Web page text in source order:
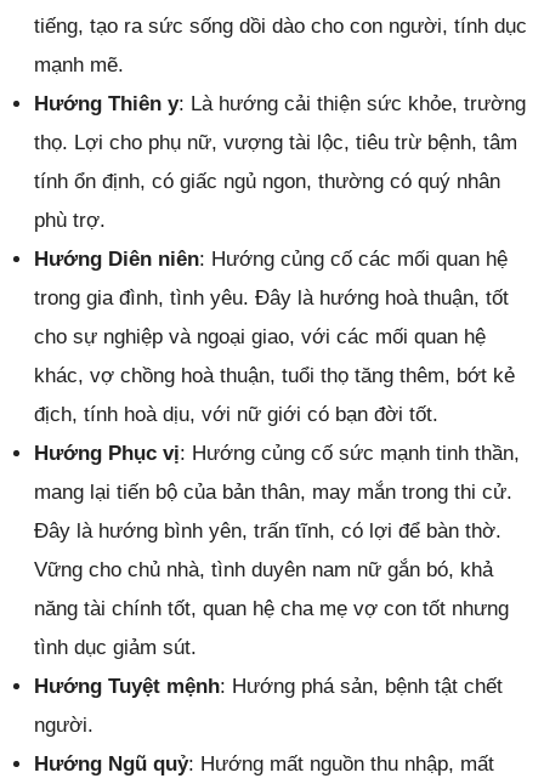
tiếng, tạo ra sức sống dồi dào cho con người, tính dục
mạnh mẽ.
Hướng Thiên y: Là hướng cải thiện sức khỏe, trường
thọ. Lợi cho phụ nữ, vượng tài lộc, tiêu trừ bệnh, tâm
tính ổn định, có giấc ngủ ngon, thường có quý nhân
phù trợ.
Hướng Diên niên: Hướng củng cố các mối quan hệ
trong gia đình, tình yêu. Đây là hướng hoà thuận, tốt
cho sự nghiệp và ngoại giao, với các mối quan hệ
khác, vợ chồng hoà thuận, tuổi thọ tăng thêm, bớt kẻ
địch, tính hoà dịu, với nữ giới có bạn đời tốt.
Hướng Phục vị: Hướng củng cố sức mạnh tinh thần,
mang lại tiến bộ của bản thân, may mắn trong thi cử.
Đây là hướng bình yên, trấn tĩnh, có lợi để bàn thờ.
Vững cho chủ nhà, tình duyên nam nữ gắn bó, khả
năng tài chính tốt, quan hệ cha mẹ vợ con tốt nhưng
tình dục giảm sút.
Hướng Tuyệt mệnh: Hướng phá sản, bệnh tật chết
người.
Hướng Ngũ quỷ: Hướng mất nguồn thu nhập, mất